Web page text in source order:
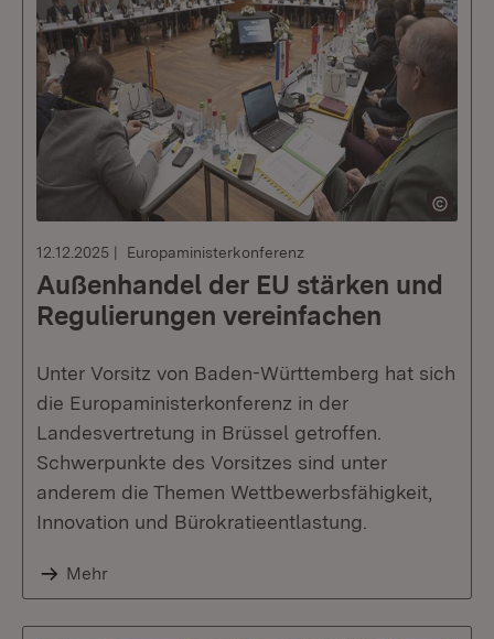
12.12.2025 Europaministerkonferenz
Außenhandel der EU stärken und
Regulierungen vereinfachen
Unter Vorsitz von Baden-Württemberg hat sich
die Europaministerkonferenz in der
Landesvertretung in Brüssel getroffen.
Schwerpunkte des Vorsitzes sind unter
anderem die Themen Wettbewerbsfähigkeit,
Innovation und Bürokratieentlastung.
Mehr